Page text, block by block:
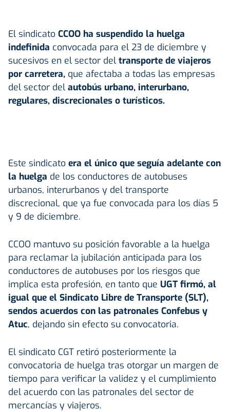
El sindicato CCOO ha suspendido la huelga
indefinida convocada para el 23 de diciembre y
sucesivos en el sector del transporte de viajeros
por carretera, que afectaba a todas las empresas
del sector del autobús urbano, interurbano,
regulares, discrecionales o turísticos.
Este sindicato era el único que seguía adelante con
la huelga de los conductores de autobuses
urbanos, interurbanos y del transporte
discrecional, que ya fue convocada para los días 5
y 9 de diciembre.
CCOO mantuvo su posición favorable a la huelga
para reclamar la jubilación anticipada para los
conductores de autobuses por los riesgos que
implica esta profesión, en tanto que UGT firmó, al
igual que el Sindicato Libre de Transporte (SLT),
sendos acuerdos con las patronales Confebus y
Atuc, dejando sin efecto su convocatoria.
El sindicato CGT retiró posteriormente la
convocatoria de huelga tras otorgar un margen de
tiempo para verificar la validez y el cumplimiento
del acuerdo con las patronales del sector de
mercancías y viajeros.